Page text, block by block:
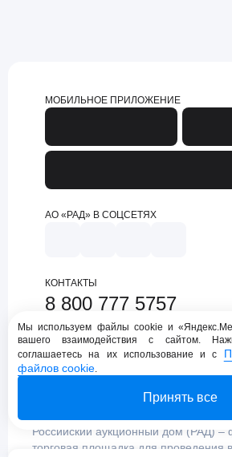
МОБИЛЬНОЕ ПРИЛОЖЕНИЕ
АО «РАД» В СОЦСЕТЯХ
КОНТАКТЫ
8 800 777 5757
support@lot-online.ru
Техническая
Российский аукционный дом (РАД) –
торговая площадка для проведения
Мы используем файлы cookie и
вашего взаимодействия с сайтом.
соглашаетесь на их использование и с
файлов cookie.
Принять все